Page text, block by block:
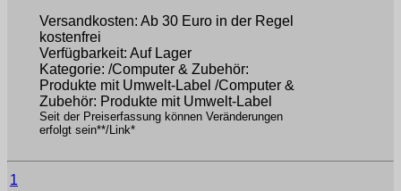
Versandkosten: Ab 30 Euro in der Regel
kostenfrei
Verfügbarkeit: Auf Lager
Kategorie: /Computer & Zubehör:
Produkte mit Umwelt-Label /Computer &
Zubehör: Produkte mit Umwelt-Label
Seit der Preiserfassung können Veränderungen
erfolgt sein**/Link*
1